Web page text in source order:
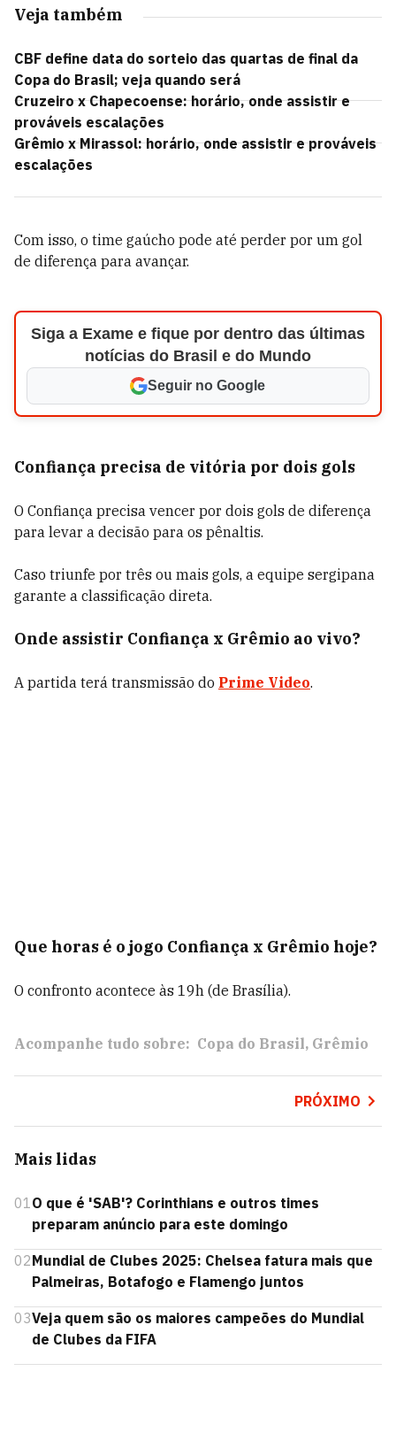
Veja também
CBF define data do sorteio das quartas de final da
Copa do Brasil; veja quando será
Cruzeiro x Chapecoense: horário, onde assistir e
prováveis escalações
Grêmio x Mirassol: horário, onde assistir e prováveis
escalações
Com isso, o time gaúcho pode até perder por um gol
de diferença para avançar.
Siga a Exame e fique por dentro das últimas
notícias do Brasil e do Mundo
Seguir no Google
Confiança precisa de vitória por dois gols
O Confiança precisa vencer por dois gols de diferença
para levar a decisão para os pênaltis.
Caso triunfe por três ou mais gols, a equipe sergipana
garante a classificação direta.
Onde assistir Confiança x Grêmio ao vivo?
A partida terá transmissão do Prime Video.
Que horas é o jogo Confiança x Grêmio hoje?
O confronto acontece às 19h (de Brasília).
Acompanhe tudo sobre: Copa do Brasil Grêmio
PRÓXIMO
Mais lidas
01O que é 'SAB'? Corinthians e outros times
preparam anúncio para este domingo
02Mundial de Clubes 2025: Chelsea fatura mais que
Palmeiras, Botafogo e Flamengo juntos
03Veja quem são os maiores campeões do Mundial
de Clubes da FIFA